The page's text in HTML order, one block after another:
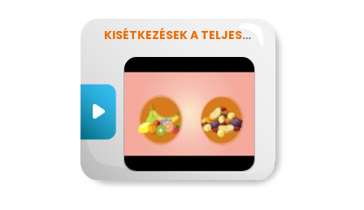
KISÉTKEZÉSEK A TELJESÍTMÉNYÉRT